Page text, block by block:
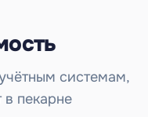
системам,
в пекарне